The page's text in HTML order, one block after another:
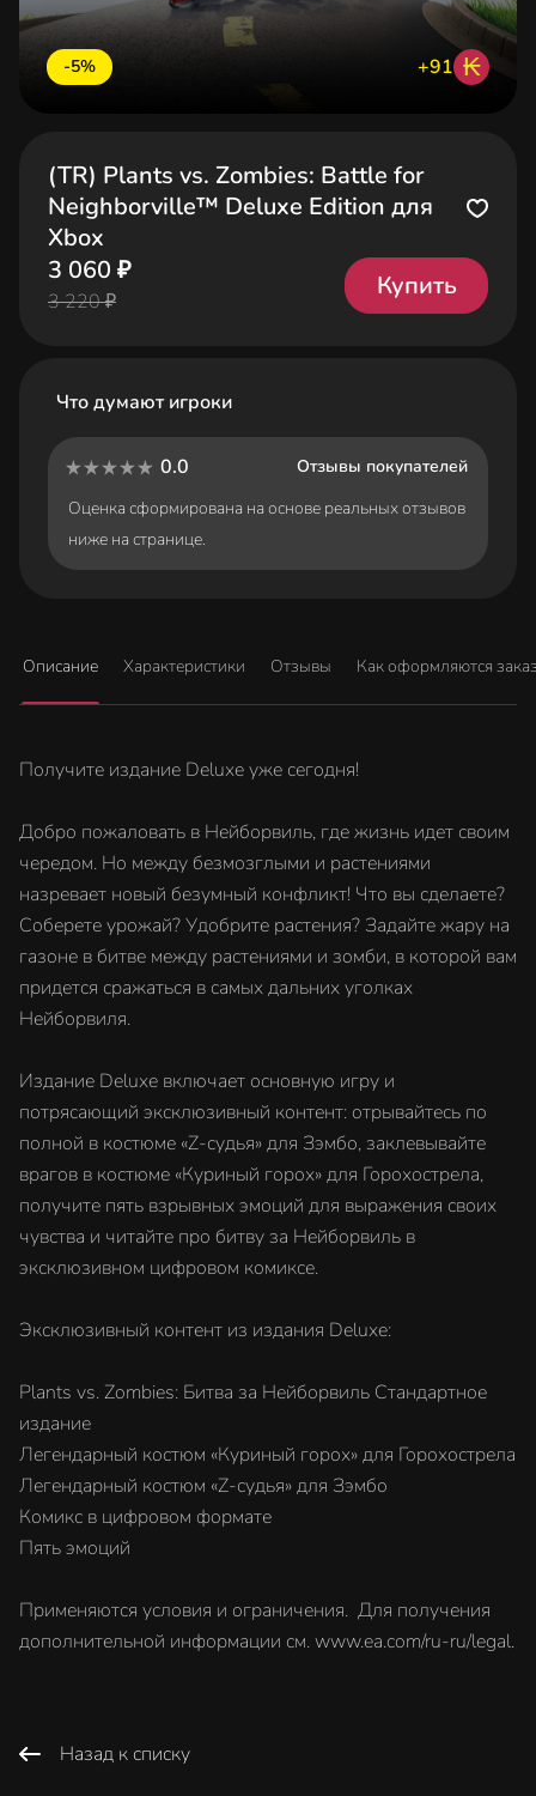
-5% +91 ₭
(TR) Plants vs. Zombies: Battle for
Neighborville™ Deluxe Edition для
Xbox
3 060 ₽
3 220 ₽
Купить
Что думают игроки
0.0
Отзывы покупателей
Оценка сформирована на основе реальных отзывов
ниже на странице.
Описание Характеристики Отзывы Как оформляются
Получите издание Deluxe уже сегодня!
Добро пожаловать в Нейборвиль, где жизнь идет своим
чередом. Но между безмозглыми и растениями
назревает новый безумный конфликт! Что вы сделаете?
Соберете урожай? Удобрите растения? Задайте жару на
газоне в битве между растениями и зомби, в которой вам
придется сражаться в самых дальних уголках
Нейборвиля.
Издание Deluxe включает основную игру и
потрясающий эксклюзивный контент: отрывайтесь по
полной в костюме «Z-судья» для Зэмбо, заклевывайте
врагов в костюме «Куриный горох» для Горохострела,
получите пять взрывных эмоций для выражения своих
чувства и читайте про битву за Нейборвиль в
эксклюзивном цифровом комиксе.
Эксклюзивный контент из издания Deluxe:
Plants vs. Zombies: Битва за Нейборвиль Стандартное
издание
Легендарный костюм «Куриный горох» для Горохострела
Легендарный костюм «Z-судья» для Зэмбо
Комикс в цифровом формате
Пять эмоций
Применяются условия и ограничения. Для получения
дополнительной информации см. www.ea.com/ru-ru/legal.
Назад к списку